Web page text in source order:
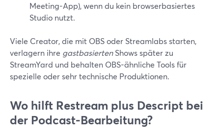
Meeting-App), wenn du kein browserbasiertes
Studio nutzt.
Viele Creator, die mit OBS oder Streamlabs starten,
verlagern ihre gastbasiertenShows später zu
StreamYard und behalten OBS-ähnliche Tools für
spezielle oder sehr technische Produktionen.
Wo hilft Restream plus Descript bei
der Podcast-Bearbeitung?